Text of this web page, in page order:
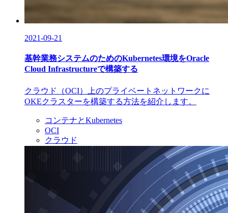
2021-09-21
基幹業務システムのためのKubernetes環境をOracle
Cloud Infrastructureで構築する
クラウド（OCI）上のプライベートネットワークに
OKEクラスターを構築する方法を紹介します。
コンテナとKubernetes
OCI
クラウド